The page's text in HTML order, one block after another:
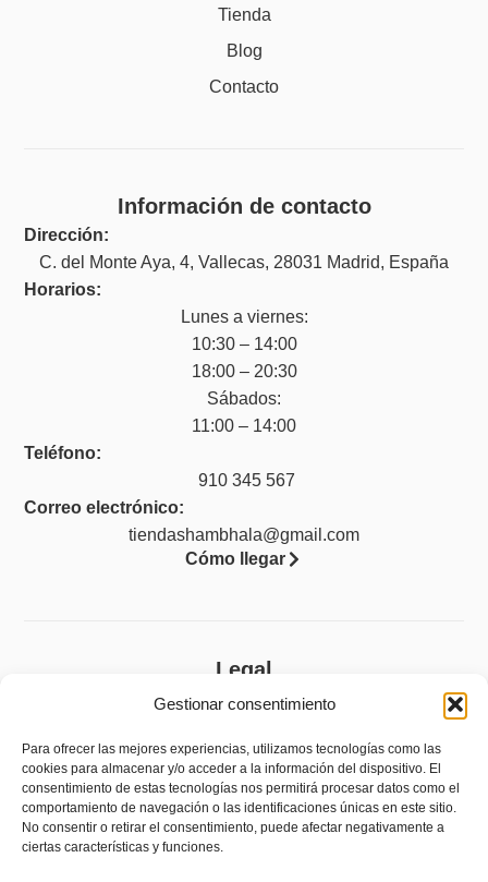
Gestionar consentimiento
Para ofrecer las mejores experiencias, utilizamos tecnologías como las
cookies para almacenar y/o acceder a la información del dispositivo. El
consentimiento de estas tecnologías nos permitirá procesar datos como el
comportamiento de navegación o las identificaciones únicas en este sitio.
No consentir o retirar el consentimiento, puede afectar negativamente a
ciertas características y funciones.
Tienda
Blog
Contacto
Información de contacto
Dirección:
C. del Monte Aya, 4, Vallecas, 28031 Madrid, España
Horarios:
Lunes a viernes:
10:30 – 14:00
18:00 – 20:30
Sábados:
11:00 – 14:00
Teléfono:
910 345 567
Correo electrónico:
tiendashambhala@gmail.com
Cómo llegar
Legal
Aviso legal
Política de privacidad
Política de cookies (UE)
Accesibilidad
Política de devoluciones y reembolsos